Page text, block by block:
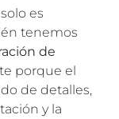
es
tenemos
de
porque el
de detalles,
y la